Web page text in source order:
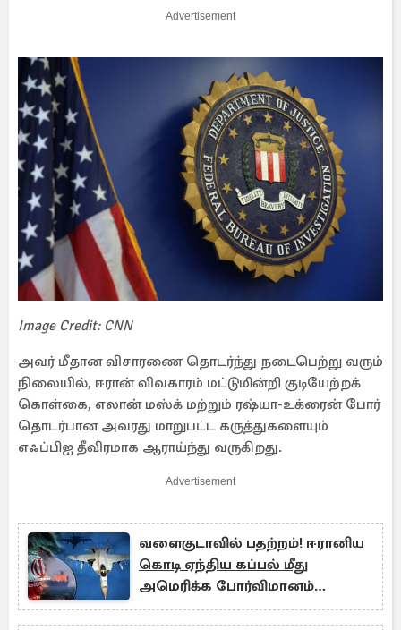
Advertisement
Image Credit: CNN
அவர் மீதான விசாரணை தொடர்ந்து நடைபெற்று வரும்
நிலையில், ஈரான் விவகாரம் மட்டுமின்றி குடியேற்றக்
கொள்கை, எலான் மஸ்க் மற்றும் ரஷ்யா-உக்ரைன் போர்
தொடர்பான அவரது மாறுபட்ட கருத்துகளையும்
எஃப்பிஐ தீவிரமாக ஆராய்ந்து வருகிறது.
Advertisement
வளைகுடாவில் பதற்றம்! ஈரானிய
கொடி ஏந்திய கப்பல் மீது
அமெரிக்க போர்விமானம்
தாக்குதல்